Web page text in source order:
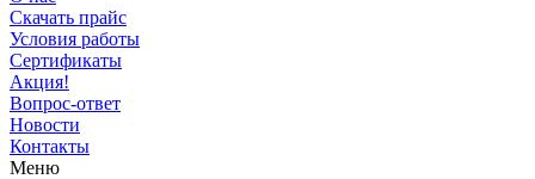
Скачать прайс
Условия работы
Сертификаты
Акция!
Вопрос-ответ
Новости
Контакты
Меню